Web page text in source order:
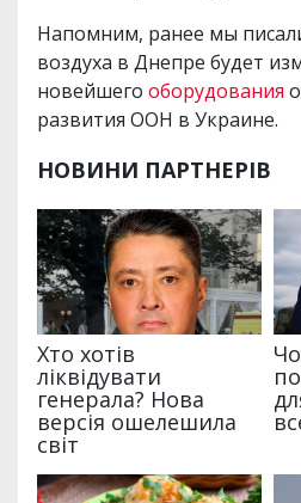
Напомним, ранее мы
воздуха в Днепре будет
новейшего оборудования
развития ООН в Украине.